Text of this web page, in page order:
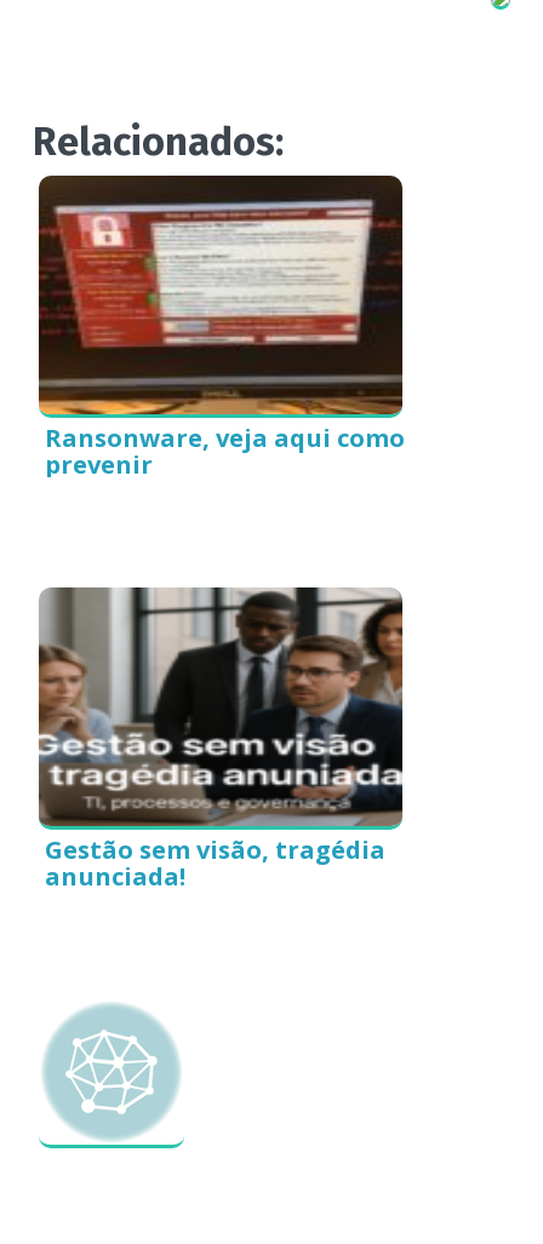
Relacionados:
Ransonware, veja aqui como
prevenir
Gestão sem visão, tragédia
anunciada!